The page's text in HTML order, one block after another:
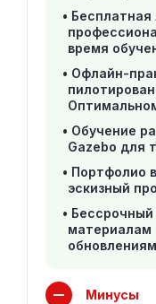
Бесплатная
время
Офлайн-
Обучение
Gazebo для
Портфолио
эскизный
Бессрочный
материалам
обновлениям
Минусы